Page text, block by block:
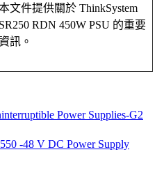
文件提供關於 ThinkSystem
SR250 RDN 450W PSU 的重要
訊。
Power Supplies-G2
-48 V DC Power Supply